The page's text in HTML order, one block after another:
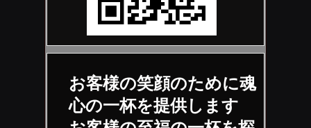
お客様の笑顔のために魂
心の一杯を提供します